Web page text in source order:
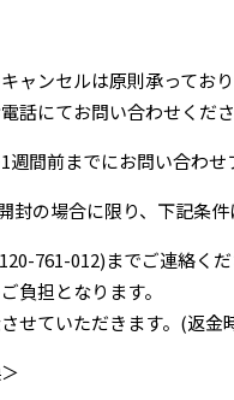
ンセルは原則承っており
話にてお問い合わせくださ
間前までにお問い合わせ
の場合に限り、下記条件
761-012)までご連絡くだ
負担となります。
せていただきます。(返